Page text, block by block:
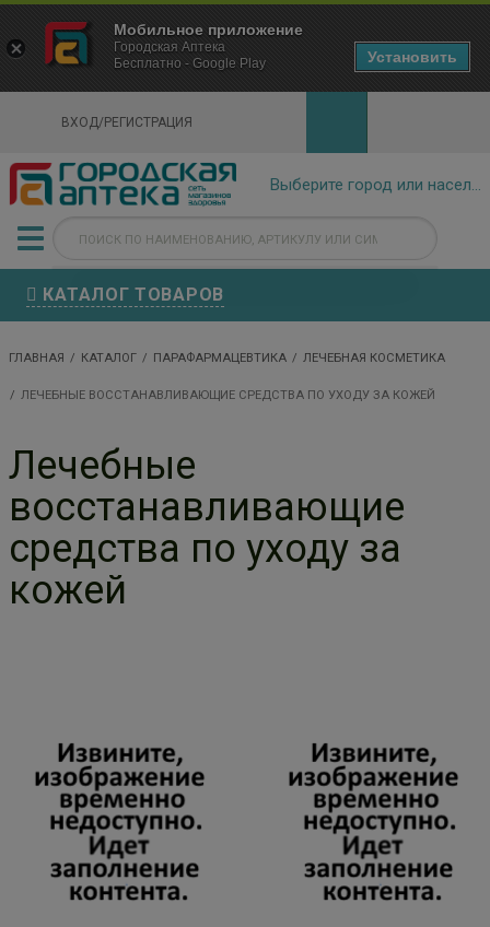
ВХОД/РЕГИСТРАЦИЯ
КАТАЛОГ ТОВАРОВ
ГЛАВНАЯ КАТАЛОГ ПАРАФАРМАЦЕВТИКА ЛЕЧЕБНАЯ КОСМЕТИКА
ЛЕЧЕБНЫЕ ВОССТАНАВЛИВАЮЩИЕ СРЕДСТВА ПО УХОДУ ЗА КОЖЕЙ
Лечебные
восстанавливающие
средства по уходу за
кожей
×
Городская Аптека Маркетплейс
- In Google Play
Мобильное приложение
Городская Аптека
Бесплатно - Google Play
Установить